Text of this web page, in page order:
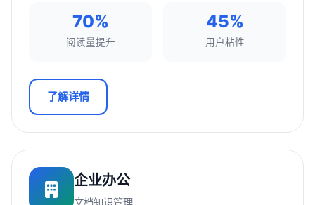
70%
阅读量提升
45%
用户粘性
了解详情
企业办公
文档知识管理